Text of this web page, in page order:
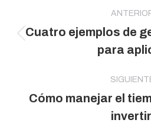
publicaciones
Cuatro ejemplos de
para
Cómo manejar el